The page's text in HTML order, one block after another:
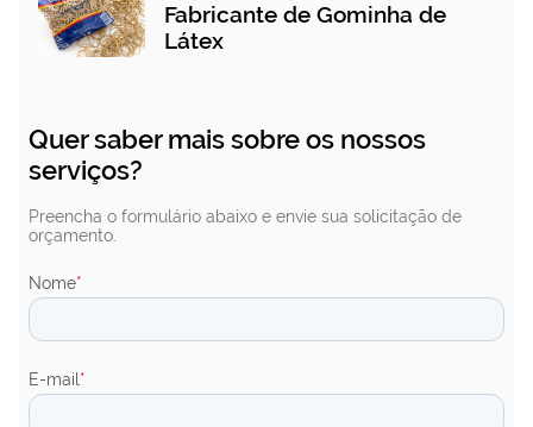
Fabricante de Gominha de
Látex
Quer saber mais sobre os nossos
serviços?
Preencha o formulário abaixo e envie sua solicitação de
orçamento.
Nome*
E-mail *